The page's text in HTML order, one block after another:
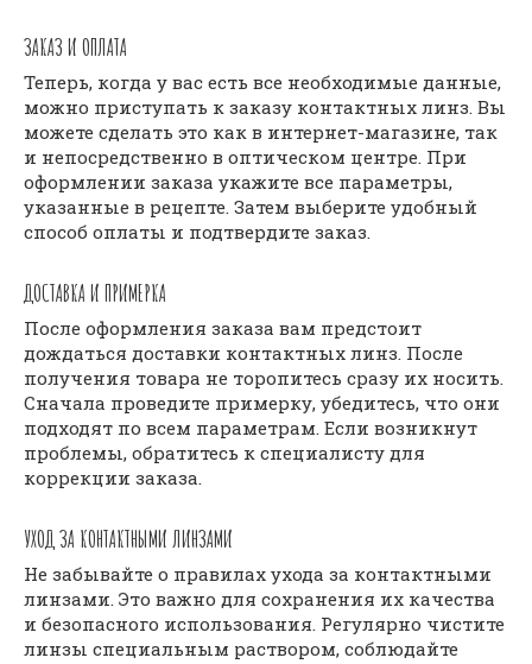
ЗАКАЗ И ОПЛАТА
Теперь, когда у вас есть все необходимые данные,
можно приступать к заказу контактных линз. Вы
можете сделать это как в интернет-магазине, так
и непосредственно в оптическом центре. При
оформлении заказа укажите все параметры,
указанные в рецепте. Затем выберите удобный
способ оплаты и подтвердите заказ.
ДОСТАВКА И ПРИМЕРКА
После оформления заказа вам предстоит
дождаться доставки контактных линз. После
получения товара не торопитесь сразу их носить.
Сначала проведите примерку, убедитесь, что они
подходят по всем параметрам. Если возникнут
проблемы, обратитесь к специалисту для
коррекции заказа.
УХОД ЗА КОНТАКТНЫМИ ЛИНЗАМИ
Не забывайте о правилах ухода за контактными
линзами. Это важно для сохранения их качества
и безопасного использования. Регулярно чистите
линзы специальным раствором, соблюдайте